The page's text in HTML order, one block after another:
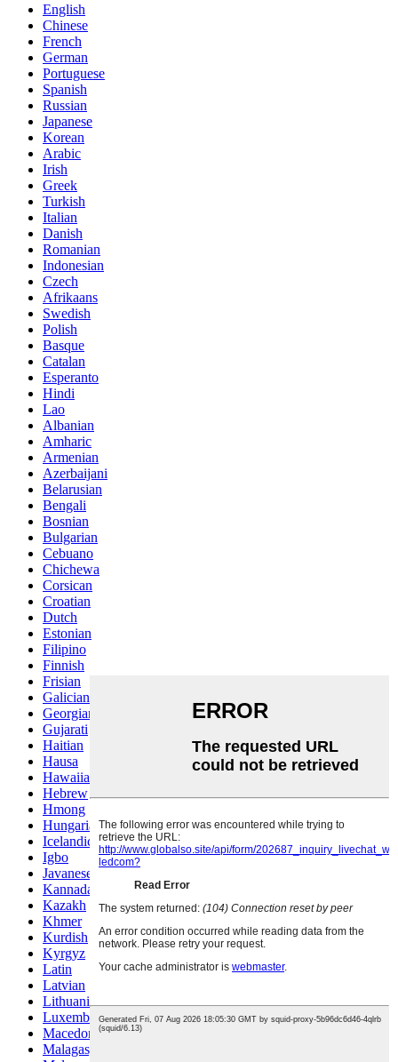
English
Chinese
French
German
Portuguese
Spanish
Russian
Japanese
Korean
Arabic
Irish
Greek
Turkish
Italian
Danish
Romanian
Indonesian
Czech
Afrikaans
Swedish
Polish
Basque
Catalan
Esperanto
Hindi
Lao
Albanian
Amharic
Armenian
Azerbaijani
Belarusian
Bengali
Bosnian
Bulgarian
Cebuano
Chichewa
Corsican
Croatian
Dutch
Estonian
Filipino
Finnish
Frisian
Galician
Georgian
Gujarati
Haitian
Hausa
Hawaiian
Hebrew
Hmong
Hungarian
Icelandic
Igbo
Javanese
Kannada
Kazakh
Khmer
Kurdish
Kyrgyz
Latin
Latvian
Lithuanian
Luxembou..
Macedonian
Malagasy